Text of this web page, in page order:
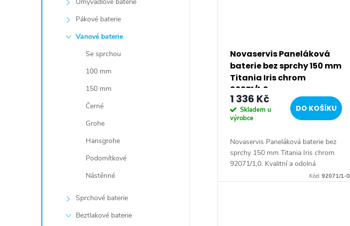
Pákové baterie
Vanové baterie
Se sprchou
100 mm
150 mm
Černé
Grohe
Hansgrohe
Podomítkové
Nástěnné
Sprchové baterie
Beztlakové baterie
Novaservis Paneláková
baterie bez sprchy 150 mm
Titania Iris chrom
92071/1,0
1 336 Kč
Skladem u
výrobce
DO KOŠÍKU
Novaservis Paneláková baterie bez
sprchy 150 mm Titania Iris chrom
92071/1,0. Kvalitní a odolná
keramická kartuše 35 mm sKód:92071/1-0